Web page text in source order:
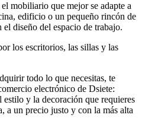
mobiliario que mejor se adapte a
edificio o un pequeño rincón de
el diseño del espacio de trabajo.
los escritorios, las sillas y las
todo lo que necesitas, te
electrónico de Dsiete:
estilo y la decoración que requieres
a un precio justo y con la más alta